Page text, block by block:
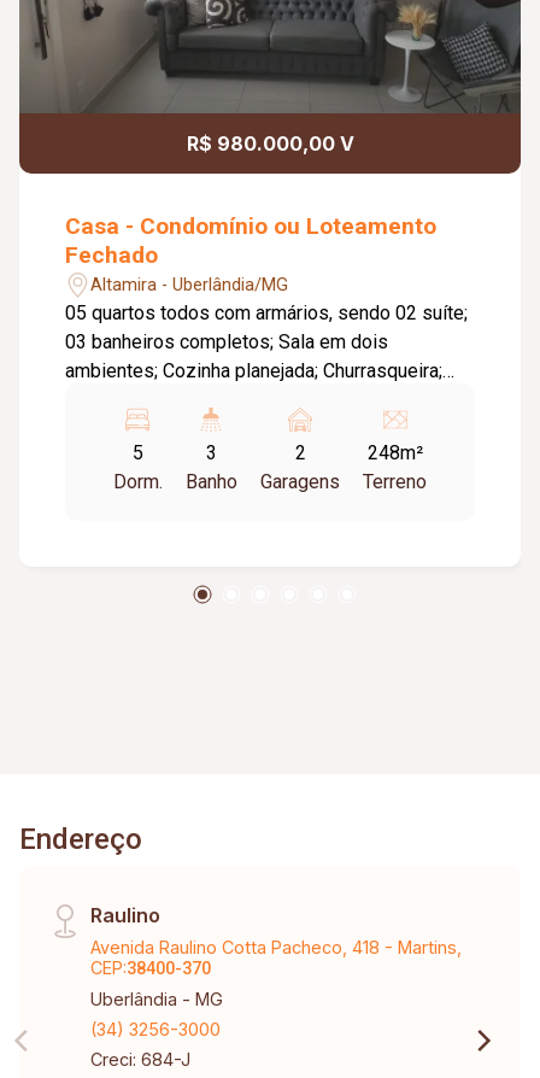
R$ 980.000,00 V
Casa - Condomínio ou Loteamento
Fechado
Altamira - Uberlândia/MG
05 quartos todos com armários, sendo 02 suíte;
03 banheiros completos; Sala em dois
ambientes; Cozinha planejada; Churrasqueira;
5
Dorm.
3
Banho
2
Garagens
248m²
Terreno
Endereço
Raulino
Avenida Raulino Cotta Pacheco, 418 - Martins,
CEP:38400-370
Uberlândia - MG
(34) 3256-3000
Creci: 684-J